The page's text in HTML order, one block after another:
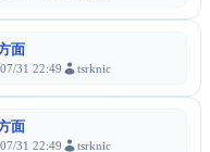
面
31 22:49 tsrknic
面
31 22:49 tsrknic